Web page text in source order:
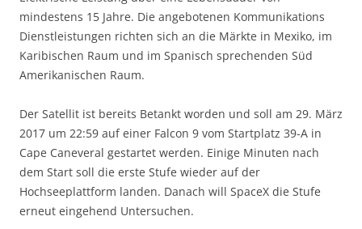
mindestens 15 Jahre. Die angebotenen Kommunikations
Dienstleistungen richten sich an die Märkte in Mexiko, im
Karibischen Raum und im Spanisch sprechenden Süd
Amerikanischen Raum.
Der Satellit ist bereits Betankt worden und soll am 29. März
2017 um 22:59 auf einer Falcon 9 vom Startplatz 39-A in
Cape Caneveral gestartet werden. Einige Minuten nach
dem Start soll die erste Stufe wieder auf der
Hochseeplattform landen. Danach will SpaceX die Stufe
erneut eingehend Untersuchen.